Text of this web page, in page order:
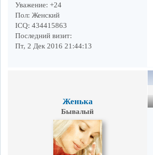
Уважение: +24
Пол: Женский
ICQ: 434415863
Последний визит:
Пт, 2 Дек 2016 21:44:13
Женька
Бывалый